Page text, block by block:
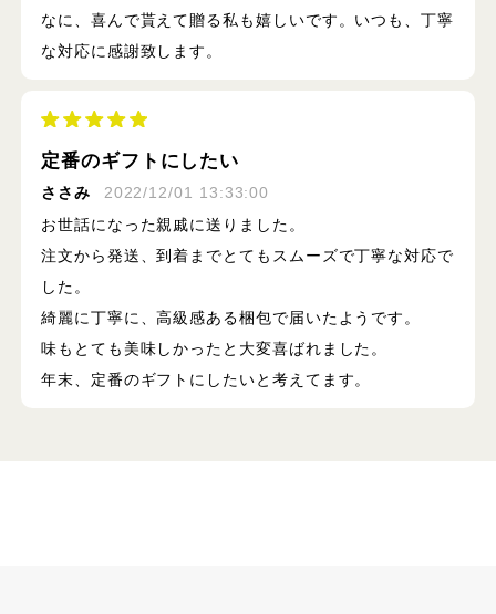
なに、喜んで貰えて贈る私も嬉しいです。いつも、丁寧
な対応に感謝致します。
定番のギフトにしたい
ささみ
2022/12/01 13:33:00
お世話になった親戚に送りました。
注文から発送、到着までとてもスムーズで丁寧な対応で
した。
綺麗に丁寧に、高級感ある梱包で届いたようです。
味もとても美味しかったと大変喜ばれました。
年末、定番のギフトにしたいと考えてます。